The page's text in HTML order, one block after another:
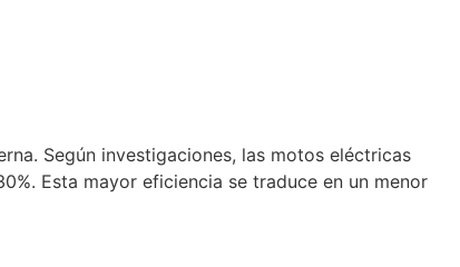
Según investigaciones, las motos eléctricas
Esta mayor eficiencia se traduce en un menor